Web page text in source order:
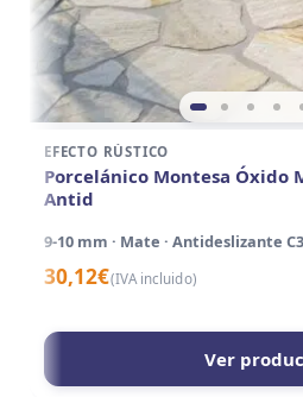
EFECTO RÚSTICO
Porcelánico Montesa Óxido
Antid
9-10 mm · Mate · Antideslizante C3
30,12€(IVA incluido)
Ver